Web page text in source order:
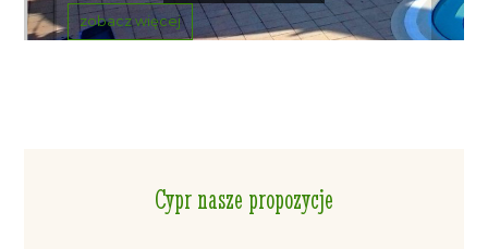
zobacz więcej
Cypr nasze propozycje